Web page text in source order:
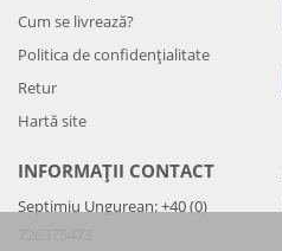
Cum se livrează?
Politica de confidenţialitate
Retur
Hartă site
INFORMAȚII CONTACT
Septimiu Ungurean: +40 (0)